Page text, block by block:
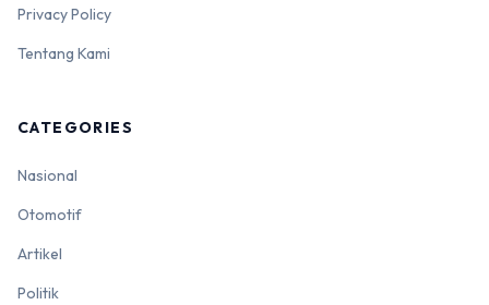
Privacy Policy
Tentang Kami
CATEGORIES
Nasional
Otomotif
Artikel
Politik